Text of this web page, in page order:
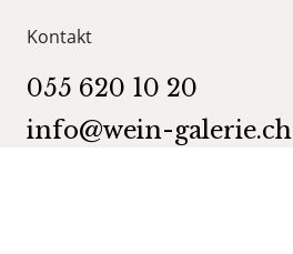
Kontakt
055 620 10 20
info@wein-galerie.ch